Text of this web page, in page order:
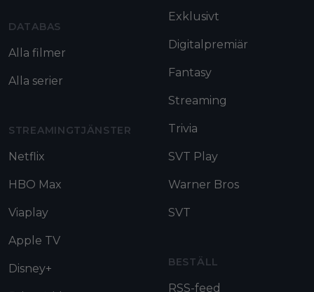
DATABAS
Alla filmer
Alla serier
STREAMINGTJÄNSTER
Netflix
HBO Max
Viaplay
Apple TV
Disney+
Exklusivt
Digitalpremiär
Fantasy
Streaming
Trivia
SVT Play
Warner Bros
SVT
BESTÄLL
RSS-feed